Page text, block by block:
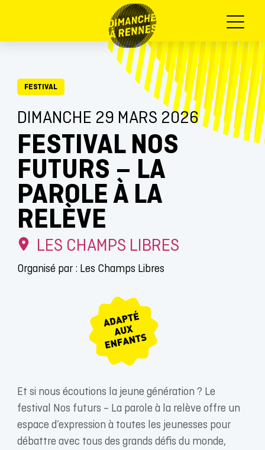
Menu
FESTIVAL
DIMANCHE 29 MARS 2026
FESTIVAL NOS
FUTURS – LA
PAROLE À LA
RELÈVE
LES CHAMPS LIBRES
Organisé par : Les Champs Libres
Et si nous écoutions la jeune génération ? Le
festival Nos futurs – La parole à la relève offre un
espace d’expression à toutes les jeunesses pour
débattre avec tous des grands défis du monde,